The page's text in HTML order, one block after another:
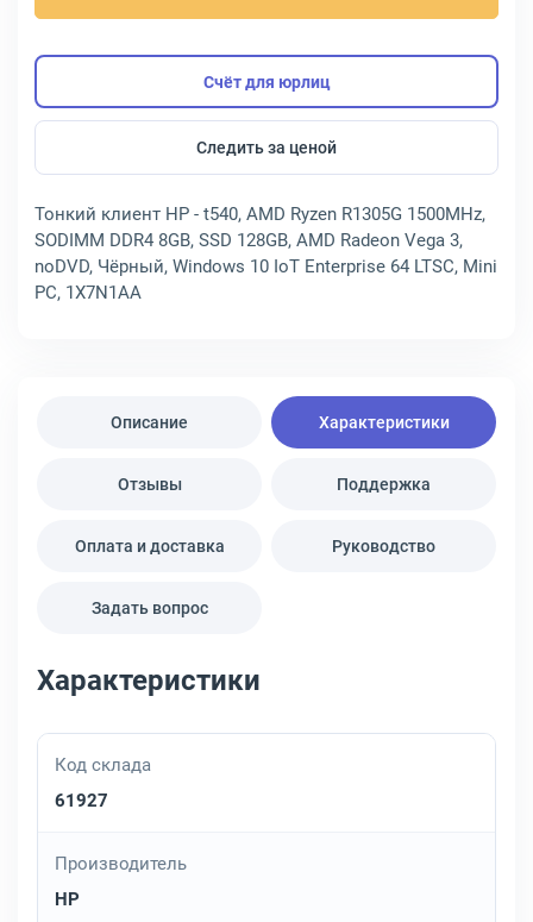
Счёт для юрлиц
Следить за ценой
Тонкий клиент HP - t540, AMD Ryzen R1305G 1500MHz,
SODIMM DDR4 8GB, SSD 128GB, AMD Radeon Vega 3,
noDVD, Чёрный, Windows 10 IoT Enterprise 64 LTSC, Mini
PC, 1X7N1AA
Описание Характеристики
Отзывы Поддержка
Оплата и доставка Руководство
Задать вопрос
Характеристики
Код склада
61927
Производитель
HP